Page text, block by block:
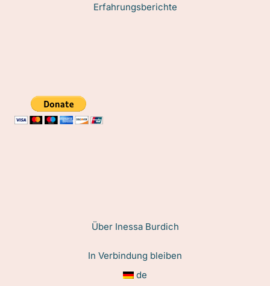
Erfahrungsberichte
Über Inessa Burdich
In Verbindung bleiben
de